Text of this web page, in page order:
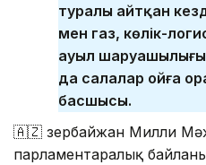
туралы айтқан
мен газ, көлік-
ауыл
да салалар ойға
басшысы.
🇦🇿 Әзербайжан Милли
парламентаралық